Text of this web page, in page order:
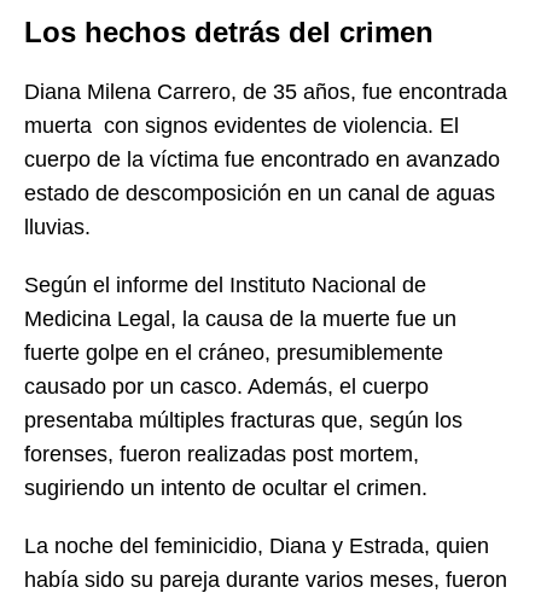
Los hechos detrás del crimen
Diana Milena Carrero, de 35 años, fue encontrada
muerta con signos evidentes de violencia. El
cuerpo de la víctima fue encontrado en avanzado
estado de descomposición en un canal de aguas
lluvias.
Según el informe del Instituto Nacional de
Medicina Legal, la causa de la muerte fue un
fuerte golpe en el cráneo, presumiblemente
causado por un casco. Además, el cuerpo
presentaba múltiples fracturas que, según los
forenses, fueron realizadas post mortem,
sugiriendo un intento de ocultar el crimen.
La noche del feminicidio, Diana y Estrada, quien
había sido su pareja durante varios meses, fueron